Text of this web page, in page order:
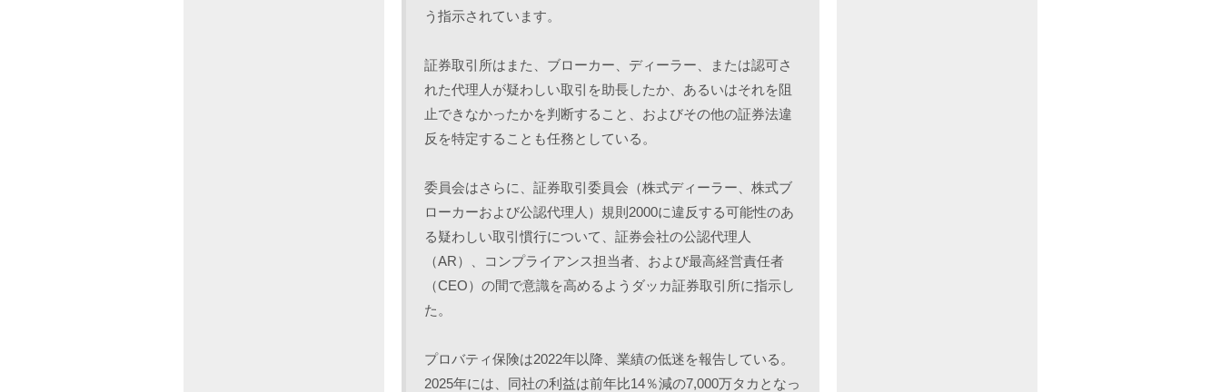
う指示されています。
証券取引所はまた、ブローカー、ディーラー、または認可さ
れた代理人が疑わしい取引を助長したか、あるいはそれを阻
止できなかったかを判断すること、およびその他の証券法違
反を特定することも任務としている。
委員会はさらに、証券取引委員会（株式ディーラー、株式ブ
ローカーおよび公認代理人）規則2000に違反する可能性のあ
る疑わしい取引慣行について、証券会社の公認代理人
（AR）、コンプライアンス担当者、および最高経営責任者
（CEO）の間で意識を高めるようダッカ証券取引所に指示し
た。
プロバティ保険は2022年以降、業績の低迷を報告している。
2025年には、同社の利益は前年比14％減の7,000万タカとなっ